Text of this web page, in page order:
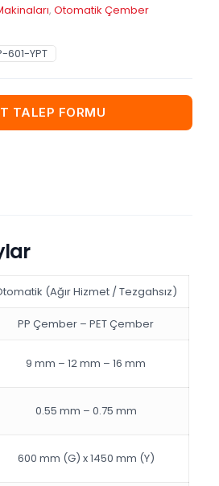
, Otomatik Çember
601-YPT
TALEP FORMU
(Ağır Hizmet / Tezgahsız)
PP Çember – PET Çember
9 mm – 12 mm – 16 mm
0.55 mm – 0.75 mm
600 mm (G) x 1450 mm (Y)